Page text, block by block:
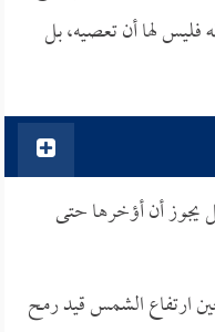
فليس لها أن تعصيه، بل
أن أؤخرها حتى
ارتفاع الشمس قيد رمح